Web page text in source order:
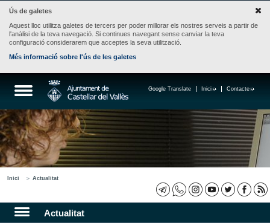
Ús de galetes
Aquest lloc utilitza galetes de tercers per poder millorar els nostres serveis a partir de
l'anàlisi de la teva navegació. Si continues navegant sense canviar la teva
configuració considerarem que acceptes la seva utilització.
Més informació sobre l'ús de les galetes
Contacte
Inici
Google Translate
Inici Actualitat
Actualitat